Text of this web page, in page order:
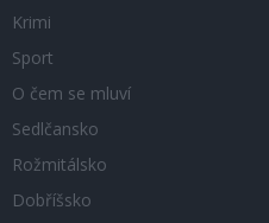
Krimi
Sport
O čem se mluví
Sedlčansko
Rožmitálsko
Dobříšsko